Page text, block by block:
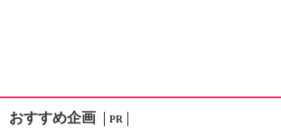
おすすめ企画 PR